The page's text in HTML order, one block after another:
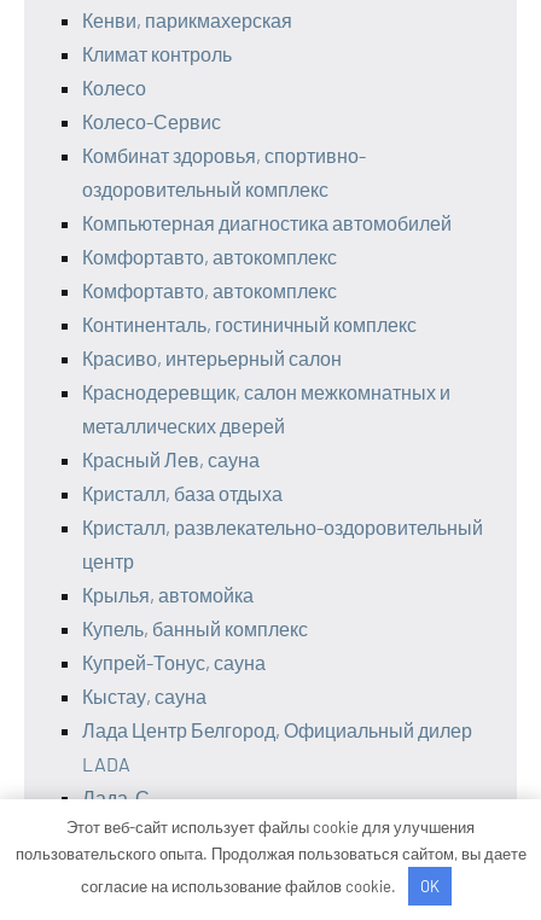
Кенви, парикмахерская
Климат контроль
Колесо
Колесо-Сервис
Комбинат здоровья, спортивно-
оздоровительный комплекс
Компьютерная диагностика автомобилей
Комфортавто, автокомплекс
Комфортавто, автокомплекс
Континенталь, гостиничный комплекс
Красиво, интерьерный салон
Краснодеревщик, салон межкомнатных и
металлических дверей
Красный Лев, сауна
Кристалл, база отдыха
Кристалл, развлекательно-оздоровительный
центр
Крылья, автомойка
Купель, банный комплекс
Купрей-Тонус, сауна
Кыстау, сауна
Лада Центр Белгород, Официальный дилер
LADA
Лада-С
Легкий пар, сауна
ЛедГараж56
Лотос, Банный комплекс
Этот веб-сайт использует файлы cookie для улучшения
пользовательского опыта. Продолжая пользоваться сайтом, вы даете
согласие на использование файлов cookie.
OK